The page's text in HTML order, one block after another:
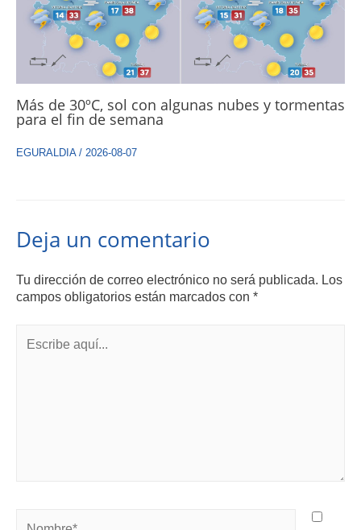
Más de 30ºC, sol con algunas nubes y tormentas
para el fin de semana
EGURALDIA/ 2026-08-07
Deja un comentario
Tu dirección de correo electrónico no será publicada. Los
campos obligatorios están marcados con *